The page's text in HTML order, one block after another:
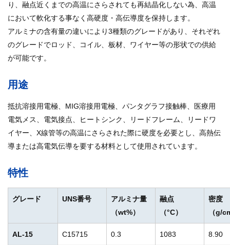
り、融点近くまでの高温にさらされても再結晶化しない為、高温
において軟化する事なく高硬度・高伝導度を保持します。
アルミナの含有量の違いにより3種類のグレードがあり、それぞれ
のグレードでロッド、コイル、板材、ワイヤー等の形状での供給
が可能です。
用途
抵抗溶接用電極、MIG溶接用電極、パンタグラフ接触棒、医療用
電気メス、電気接点、ヒートシンク、リードフレーム、リードワ
イヤー、X線管等の高温にさらされた際に硬度を必要とし、高熱伝
導または高電気伝導を要する材料として使用されています。
特性
グレード UNS番号
アルミナ量
（wt%）
融点
（°C）
密度
（g/
AL-15 C15715 0.3 1083 8.90